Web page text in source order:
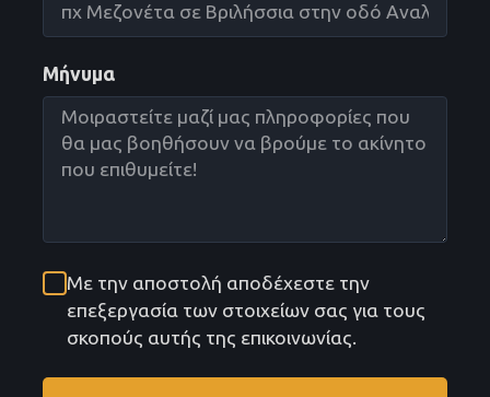
Μήνυμα
Με την αποστολή αποδέχεστε την
επεξεργασία των στοιχείων σας για τους
σκοπούς αυτής της επικοινωνίας.